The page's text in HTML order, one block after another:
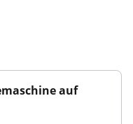
auf